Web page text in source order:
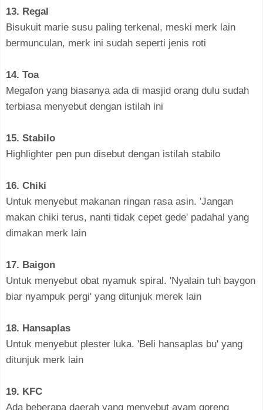
13. Regal
Bisukuit marie susu paling terkenal, meski merk lain
bermunculan, merk ini sudah seperti jenis roti
14. Toa
Megafon yang biasanya ada di masjid orang dulu sudah
terbiasa menyebut dengan istilah ini
15. Stabilo
Highlighter pen pun disebut dengan istilah stabilo
16. Chiki
Untuk menyebut makanan ringan rasa asin. 'Jangan
makan chiki terus, nanti tidak cepet gede' padahal yang
dimakan merk lain
17. Baigon
Untuk menyebut obat nyamuk spiral. 'Nyalain tuh baygon
biar nyampuk pergi' yang ditunjuk merek lain
18. Hansaplas
Untuk menyebut plester luka. 'Beli hansaplas bu' yang
ditunjuk merk lain
19. KFC
Ada beberapa daerah yang menyebut ayam goreng